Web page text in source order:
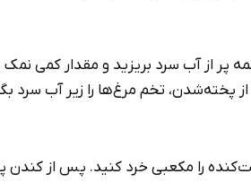
پر از آب سرد بریزید و مقدار کمی
را مکعبی خرد کنید. پس از کندن